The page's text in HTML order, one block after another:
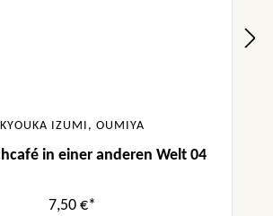
KYOUKA IZUMI, OUMIYA
in einer anderen Welt 04
7,50 €*